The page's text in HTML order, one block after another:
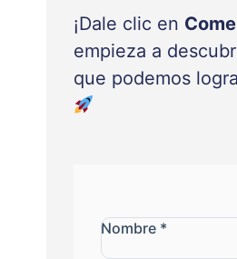
¡Dale clic en
empieza a
que podemos
Nombre *